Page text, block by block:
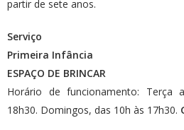
partir de sete anos.
Serviço
Primeira Infância
ESPAÇO DE BRINCAR
Horário de funcionamento: Terça
18h30. Domingos, das 10h às 17h30.